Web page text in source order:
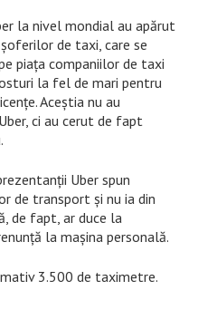
la nivel mondial au apărut
de taxi, care se
piaţa companiilor de taxi
la fel de mari pentru
Aceștia nu au
ci au cerut de fapt
Uber spun
de transport și nu ia din
de fapt, ar duce la
la mașina personală.
3.500 de taximetre.